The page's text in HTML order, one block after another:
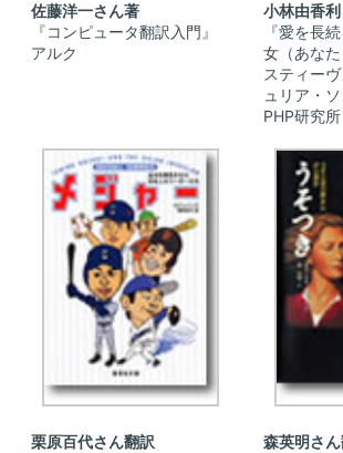
佐藤洋一さん著
『コンピュータ翻訳入門』
アルク
小林由香
『愛を長
女（あなた
スティー
ュリア・
PHP研究所
栗原百代さん翻訳 森英明さ